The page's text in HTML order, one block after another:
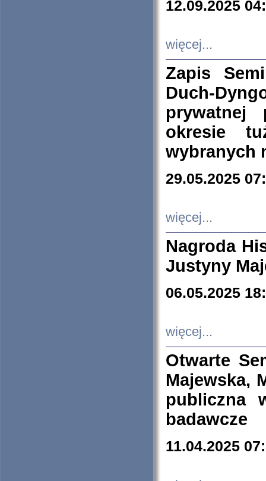
12.09.2025
więcej...
Zapis
Duch-
prywatnej
okresie
wybranych
29.05.2025
więcej...
Nagroda
Justyny
06.05.2025
więcej...
Otwarte
Majewska,
publiczna
badawcze
11.04.2025